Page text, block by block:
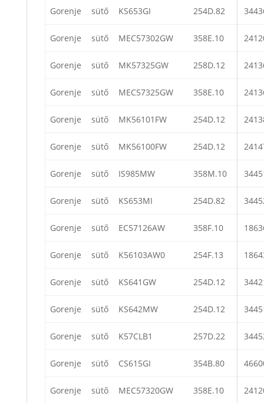
Gorenje sütő KS653GI 254D.82
Gorenje sütő MEC57302GW 358E.10
Gorenje sütő MK57325GW 258D.12
Gorenje sütő MEC57325GW 358E.10
Gorenje sütő MK56101FW 254D.12
Gorenje sütő MK56100FW 254D.12
Gorenje sütő IS985MW 358M.10
Gorenje sütő KS653MI 254D.82
Gorenje sütő EC57126AW 358F.10
Gorenje sütő K56103AW0 254F.13
Gorenje sütő KS641GW 254D.12
Gorenje sütő KS642MW 254D.12
Gorenje sütő K57CLB1 257D.22
Gorenje sütő CS615GI 354B.80
Gorenje sütő MEC57320GW 358E.10